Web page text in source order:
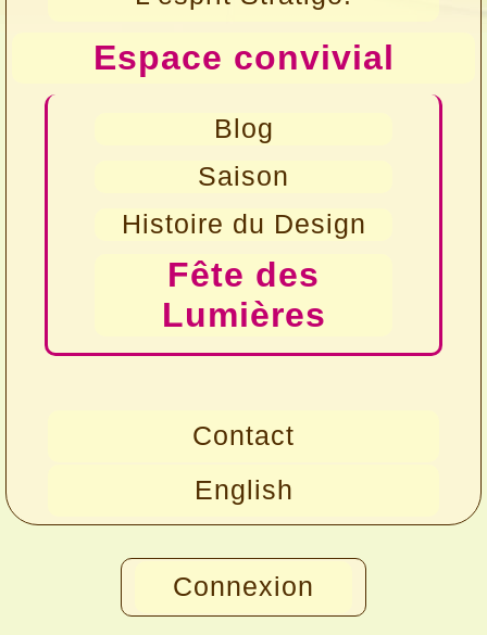
Espace convivial
Blog
Saison
Histoire du Design
Fête des
Lumières
Contact
English
Connexion